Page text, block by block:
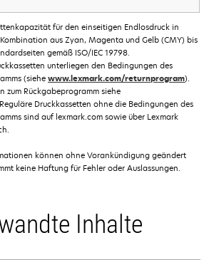
für den einseitigen Endlosdruck in
aus Zyan, Magenta und Gelb (CMY) bis
gemäß ISO/IEC 19798.
unterliegen den Bedingungen des
(siehe www.lexmark.com/returnprogram).
zum Rückgabeprogramm siehe
Druckkassetten ohne die Bedingungen des
sind auf lexmark.com sowie über Lexmark
können ohne Vorankündigung geändert
keine Haftung für Fehler oder Auslassungen.
Inhalte